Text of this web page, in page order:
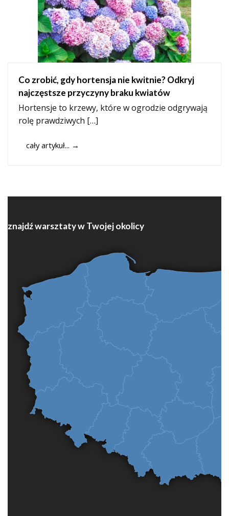
Co zrobić, gdy hortensja nie kwitnie? Odkryj
najczęstsze przyczyny braku kwiatów
Hortensje to krzewy, które w ogrodzie odgrywają
rolę prawdziwych […]
cały artykuł... →
znajdź warsztaty w Twojej okolicy